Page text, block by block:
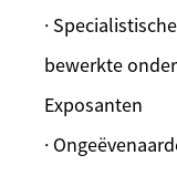
·
bewerkte
Exposanten
·